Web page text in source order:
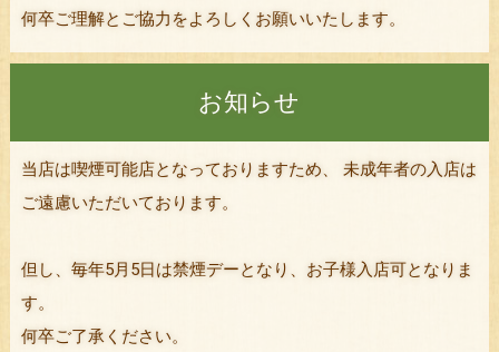
何卒ご理解とご協力をよろしくお願いいたします。
お知らせ
当店は喫煙可能店となっておりますため、 未成年者の入店は
ご遠慮いただいております。
但し、毎年5月5日は禁煙デーとなり、お子様入店可となりま
す。
何卒ご了承ください。